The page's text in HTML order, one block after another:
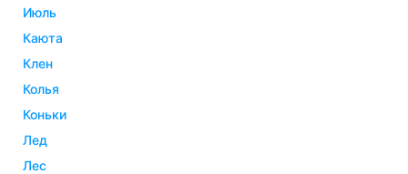
июль
каюта
клен
колья
коньки
лед
лес